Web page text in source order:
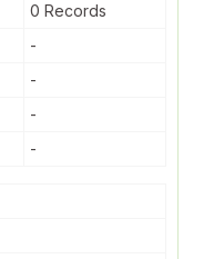
0 Records
-
-
-
-